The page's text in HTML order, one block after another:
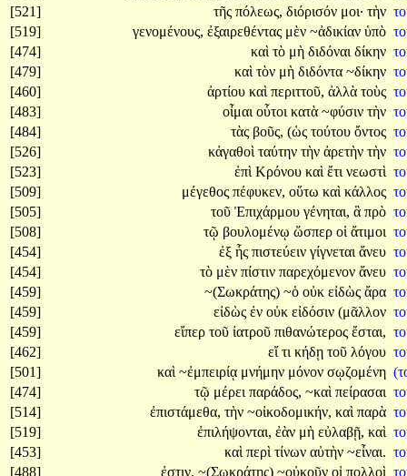
[521]
τῆς πόλεως, διόρισόν μοι· τὴν
[519]
γενομένους, ἐξαιρεθέντας μὲν ~ἀδικίαν ὑπὸ
[474]
καὶ τὸ μὴ διδόναι δίκην
[479]
καὶ τὸν μὴ διδόντα ~δίκην
[460]
ἀρτίου καὶ περιττοῦ, ἀλλὰ τοὺς
[483]
οἶμαι οὗτοι κατὰ ~φύσιν τὴν
[484]
τὰς βοῦς, (ὡς τούτου ὄντος
[526]
κἀγαθοὶ ταύτην τὴν ἀρετὴν τὴν
[523]
ἐπὶ Κρόνου καὶ ἔτι νεωστὶ
[509]
μέγεθος πέφυκεν, οὕτω καὶ κάλλος
[505]
τοῦ Ἐπιχάρμου γένηται, ἃ πρὸ
[508]
τῷ βουλομένῳ ὥσπερ οἱ ἄτιμοι
[454]
ἐξ ἧς πιστεύειν γίγνεται ἄνευ
[454]
τὸ μὲν πίστιν παρεχόμενον ἄνευ
[459]
~(Σωκράτης) ~ὁ οὐκ εἰδὼς ἄρα
[459]
εἰδὼς ἐν οὐκ εἰδόσιν (μᾶλλον
[459]
εἴπερ τοῦ ἰατροῦ πιθανώτερος ἔσται,
[462]
εἴτι κήδῃ τοῦ λόγου
[501]
καὶ ~ἐμπειρίᾳ μνήμην μόνον σῳζομένη
[474]
τῷ μέρει παράδος, ~καὶ πείρασαι
[514]
ἐπιστάμεθα, τὴν ~οἰκοδομικήν, καὶ παρὰ
[519]
ἐπιλήψονται, ἐὰν μὴ εὐλαβῇ, καὶ
[453]
καὶ περὶ τίνων αὐτὴν ~εἶναι.
[488]
ἐστιν. ~(Σωκράτης) ~οὐκοῦν οἱ πολλοὶ